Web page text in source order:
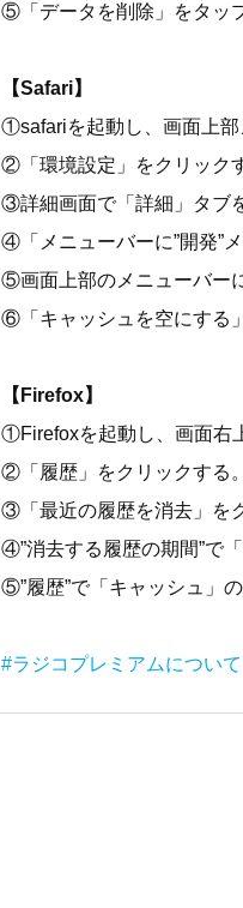
⑤「データを削除」をタッ
【Safari】
①safariを起動し、画面上部
②「環境設定」をクリック
③詳細画面で「詳細」タブ
④「メニューバーに”開発”
⑤画面上部のメニューバー
⑥「キャッシュを空にする
【Firefox】
①Firefoxを起動し、画面右
②「履歴」をクリックする。
③「最近の履歴を消去」を
④”消去する履歴の期間”で
⑤”履歴”で「キャッシュ」
#ラジコプレミアムについて